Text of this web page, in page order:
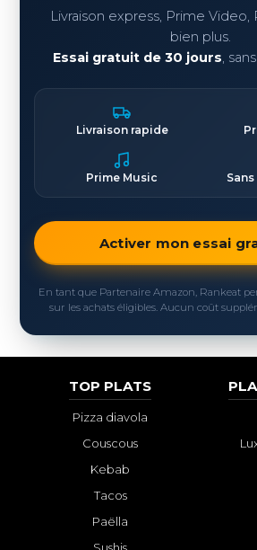
Livraison express, Prime
bien plus.
Essai gratuit de 30 jours,
Livraison rapide
Prime Music
Activer mon essai
En tant que Partenaire Amazon, Rankeat
sur les achats éligibles. Aucun coût
TOP PLATS
Pizza diavola
Couscous
Kebab
Tacos
Paëlla